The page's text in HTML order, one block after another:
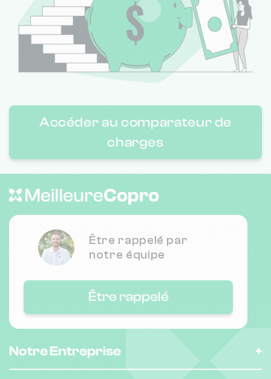
Accéder au comparateur de
charges
Être rappelé par
notre équipe
Être rappelé
Notre Entreprise